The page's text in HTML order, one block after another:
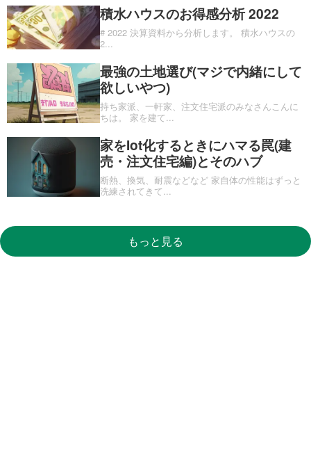
積水ハウスのお得感分析 2022
# 2022 決算資料から分析します。 積水ハウスの
2...
最強の土地選び(マジで内緒にして
欲しいやつ)
持ち家派、一軒家、注文住宅派のみなさんこんに
ちは。 家を建て...
家をIot化するときにハマる罠(建
売・注文住宅編)とそのハブ
断熱、換気、耐震などなど 家自体の性能はずっと
洗練されてきて...
もっと見る